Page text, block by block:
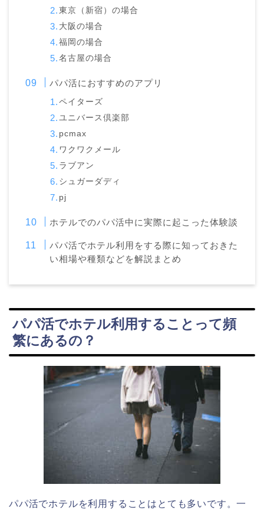
東京（新宿）の場合
大阪の場合
福岡の場合
名古屋の場合
パパ活におすすめのアプリ
ペイターズ
ユニバース倶楽部
pcmax
ワクワクメール
ラブアン
シュガーダディ
pj
ホテルでのパパ活中に実際に起こった体験談
パパ活でホテル利用をする際に知っておきた
い相場や種類などを解説まとめ
パパ活でホテル利用することって頻
繁にあるの？
パパ活でホテルを利用することはとても多いです。一